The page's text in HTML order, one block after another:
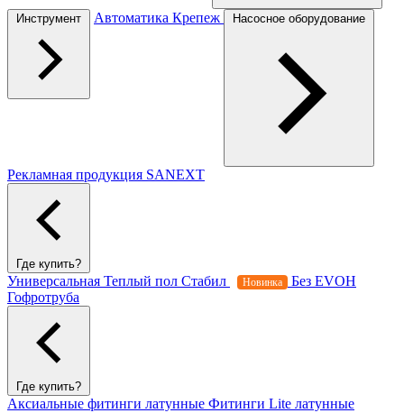
Инструмент Автоматика Крепеж Насосное оборудование
Рекламная продукция SANEXT
Где купить?
Универсальная Теплый пол Стабил Новинка
Без EVOH
Гофротруба
Где купить?
Аксиальные фитинги латунные Фитинги Lite латунные